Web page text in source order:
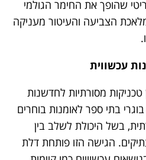
שהופך את החימר הגולמי
הצביעה והעיטור מעניקה
עכשווית
מסורתיות לחדשנות
בתי ספר לאומנות בוחרים
בשל היכולת לשלב בין
הגישה הזו פותחת דלת